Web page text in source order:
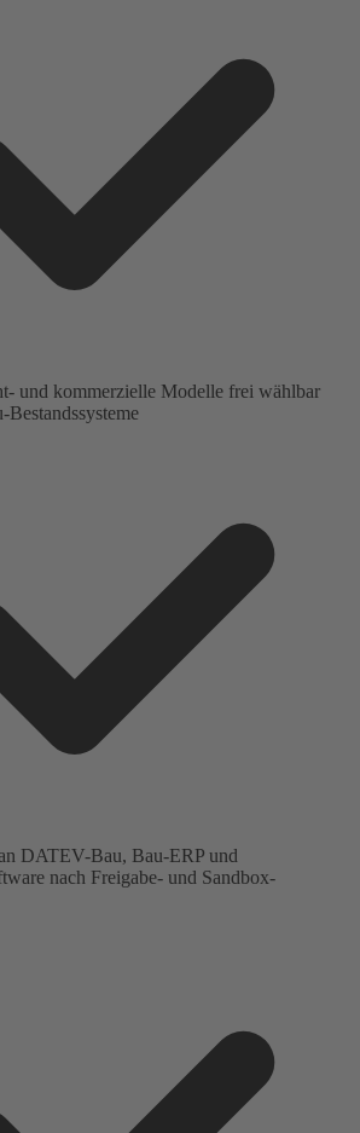
und kommerzielle Modelle frei wählbar
DATEV-Bau, Bau-ERP und
nach Freigabe- und Sandbox-